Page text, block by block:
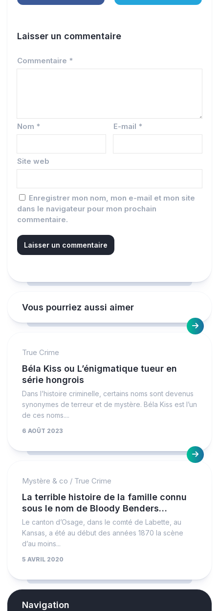
Laisser un commentaire
Commentaire *
Nom * E-mail *
Site web
Enregistrer mon nom, mon e-mail et mon site
dans le navigateur pour mon prochain
commentaire.
Vous pourriez aussi aimer
True Crime
Béla Kiss ou L’énigmatique tueur en
série hongrois
Dans l’histoire criminelle, certains noms sont devenus
synonymes de terreur et de mystère. Béla Kiss est l’un
de ces noms....
6 AOÛT 2023
Mystère & co / True Crime
La terrible histoire de la famille connu
sous le nom de Bloody Benders…
Le canton d’Osage, dans le comté de Labette, au
Kansas, a été au début des années 1870 la scène
d’au moins...
5 AVRIL 2020
Navigation